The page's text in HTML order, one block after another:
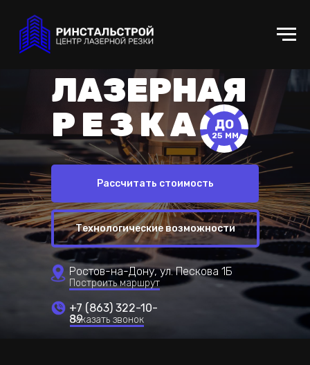
ЛАЗЕРНАЯ
РЕЗКА 25 ММ
Рассчитать стоимость
Технологические возможности
ДО
Ростов-на-Дону, ул. Пескова 1Б
+7 (863) 322-10-
89
РИНСТАЛЬСТРОЙ
Центр лазерной резки
Построить маршрут
Заказать звонок